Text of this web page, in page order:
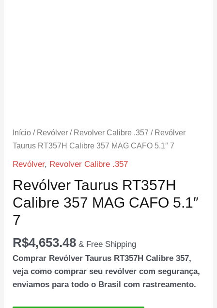
Início / Revólver / Revolver Calibre .357 / Revólver
Taurus RT357H Calibre 357 MAG CAFO 5.1″ 7
Revólver, Revolver Calibre .357
Revólver Taurus RT357H
Calibre 357 MAG CAFO 5.1″
7
R$4,653.48 & Free Shipping
Comprar Revólver Taurus RT357H Calibre 357,
veja como comprar seu revólver com segurança,
enviamos para todo o Brasil com rastreamento.